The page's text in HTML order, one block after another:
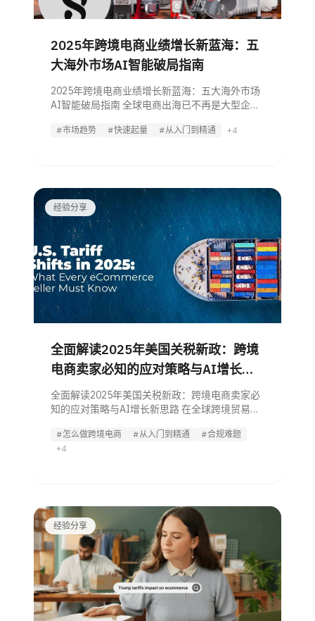
2025年跨境电商业绩增长新蓝海：五
大海外市场AI智能破局指南
2025年跨境电商业绩增长新蓝海：五大海外市场
AI智能破局指南 全球电商出海已不再是大型企业
工具的普及，如今各种规模的卖家都能以更低成
#市场趋势 #快速起量 #从入门到精通 +4
经验分享
全面解读2025年美国关税新政：跨境
电商卖家必知的应对策略与AI增长新
思路
全面解读2025年美国关税新政：跨境电商卖家必
知的应对策略与AI增长新思路 在全球跨境贸易驱
具，更是直接影响商业运营的变量。
#怎么做跨境电商 #从入门到精通
#合规难题
+4
经验分享